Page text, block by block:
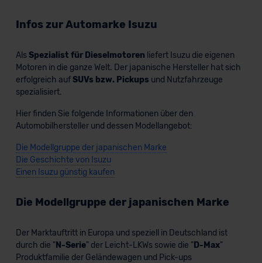
Infos zur Automarke Isuzu
AlsSpezialist für Dieselmotoren liefert Isuzu die eigenen
Motoren in die ganze Welt. Der japanische Hersteller hat sich
erfolgreich aufSUVs bzw. Pickups und Nutzfahrzeuge
spezialisiert.
Hier finden Sie folgende Informationen über den
Automobilhersteller und dessen Modellangebot:
Die Modellgruppe der japanischen Marke
Die Geschichte von Isuzu
Einen Isuzu günstig kaufen
Die Modellgruppe der japanischen Marke
Der Marktauftritt in Europa und speziell in Deutschland ist
durch die " N-Serie" der Leicht-LKWs sowie die " D-Max"
Produktfamilie der Geländewagen und Pick-ups